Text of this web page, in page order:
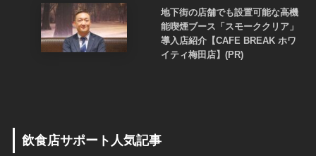
地下街の店舗でも設置可能な高機
能喫煙ブース「スモーククリア」
導入店紹介【CAFE BREAK ホワ
イティ梅田店】(PR)
飲食店サポート人気記事